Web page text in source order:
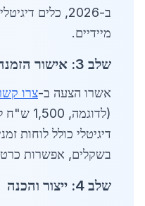
ב-2026, כלים
מיידיים.
שלב 3: אישור הזמנה ומקדמה
אשרו הצעה ב-צרו
בשקלים, אפשרות
שלב 4: ייצור והכנה